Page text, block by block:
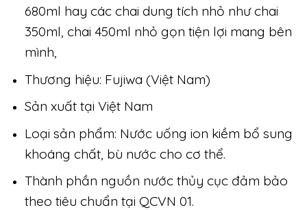
680ml hay các chai dung tích nhỏ như chai
350ml, chai 450ml nhỏ gọn tiện lợi mang bên
mình,
Thương hiệu: Fujiwa (Việt Nam)
Sản xuất tại Việt Nam
Loại sản phẩm: Nước uống ion kiềm bổ sung
khoáng chất, bù nước cho cơ thể.
Thành phần nguồn nước thủy cục đảm bảo
theo tiêu chuẩn tại QCVN 01.